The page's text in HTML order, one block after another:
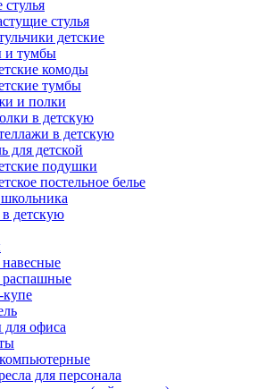
стулья
стулья
детские
и тумбы
комоды
тумбы
и полки
в детскую
в детскую
для детской
подушки
постельное белье
детскую
офиса
для персонала